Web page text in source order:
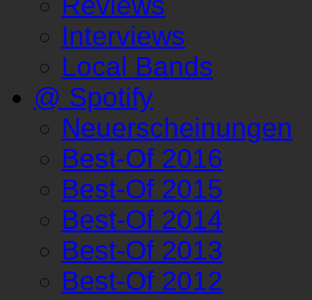
Interviews
Local Bands
@ Spotify
Neuerscheinungen
Best-Of 2016
Best-Of 2015
Best-Of 2014
Best-Of 2013
Best-Of 2012